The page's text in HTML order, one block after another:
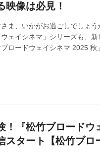
映像は必見！
ま、いかがお過ごしでしょ
ェイシネマ」シリーズも、
ロードウェイシネマ 2025 秋
の舞台３作品、「エニシング
真爛漫な役を見事にこなす「
します！どうぞよろしくお願
！『松竹ブロードウ
スタート【松竹ブロ